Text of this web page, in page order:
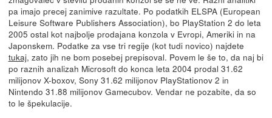
pa imajo precej zanimive razultate. Po podatkih ELSPA (European
Leisure Software Publishers Association), bo PlayStation 2 do leta
2005 ostal kot najbolje prodajana konzola v Evropi, Ameriki in na
Japonskem. Podatke za vse tri regije (kot tudi novico) najdete
tukaj, zato jih ne bom posebej prepisoval. Povem le še to, da naj bi
po raznih analizah Microsoft do konca leta 2004 prodal 31.62
milijonov X-boxov, Sony 31.62 milijonov PlayStationov 2 in
Nintendo 31.88 milijonov Gamecubov. Vendar ne pozabite, da so
to le špekulacije.